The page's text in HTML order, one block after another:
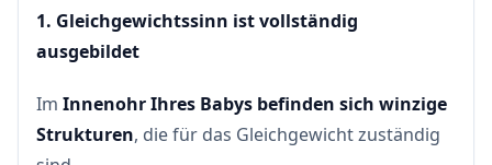
1. Gleichgewichtssinn ist vollständig
ausgebildet
Im Innenohr Ihres Babys befinden sich winzige
Strukturen, die für das Gleichgewicht zuständig